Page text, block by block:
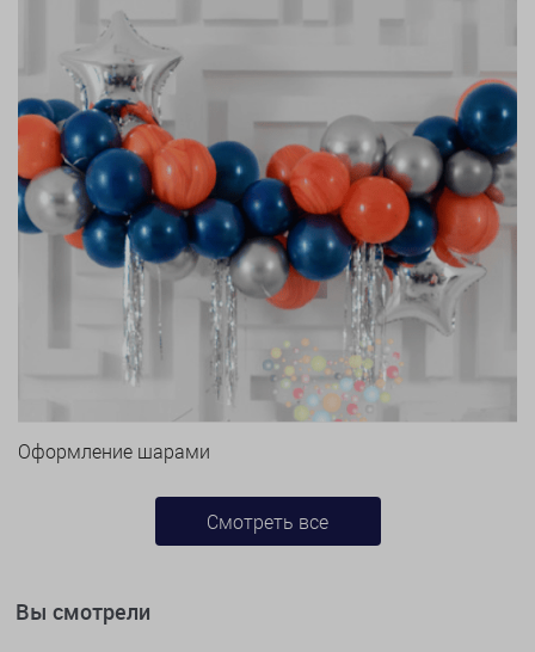
Оформление шарами
Смотреть все
Вы смотрели